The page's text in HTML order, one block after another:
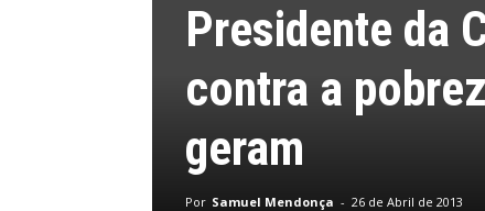
Presidente da
contra a
geram
Por Samuel Mendonça - 26 de Abril de 2013